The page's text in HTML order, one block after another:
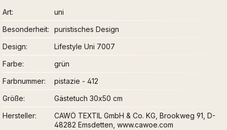
Art
uni
Besonderheit
puristisches Design
Design
Lifestyle Uni 7007
Farbe
grün
Farbnummer
pistazie - 412
Größe
Gästetuch 30x50 cm
Hersteller
CAWÖ TEXTIL GmbH & Co. KG, Brookweg 91, D-
48282 Emsdetten, www.cawoe.com